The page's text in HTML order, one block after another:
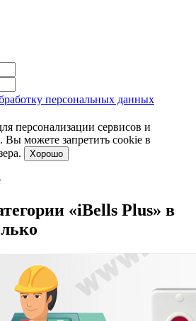
персональных данных
персонализации сервисов и
Вы можете запретить cookie в
Хорошо
«iBells Plus» в